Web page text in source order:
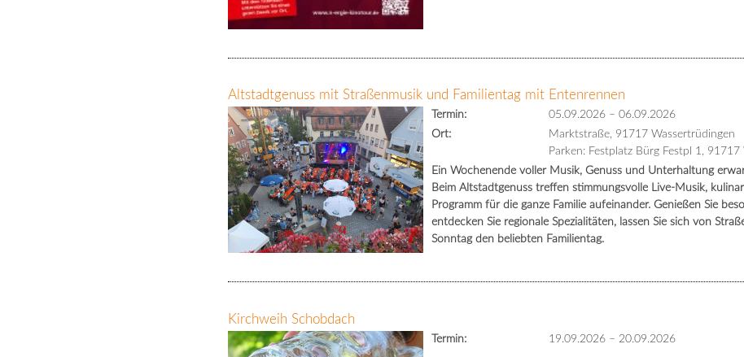
Altstadtgenuss mit Straßenmusik und Familientag mit Entenrennen
Termin: 05.09.2026– 06.09.2026
Ort:
Marktstraße, 91717 Wassertrüdingen
Parken: Festplatz Bürg Festpl 1, 91717
Ein Wochenende voller Musik, Genuss und Unterhaltung
Beim Altstadtgenuss treffen stimmungsvolle Live-Musik,
Programm für die ganze Familie aufeinander. Genießen Sie
entdecken Sie regionale Spezialitäten, lassen Sie sich von
Sonntag den beliebten Familientag.
Kirchweih Schobdach
Termin: 19.09.2026– 20.09.2026